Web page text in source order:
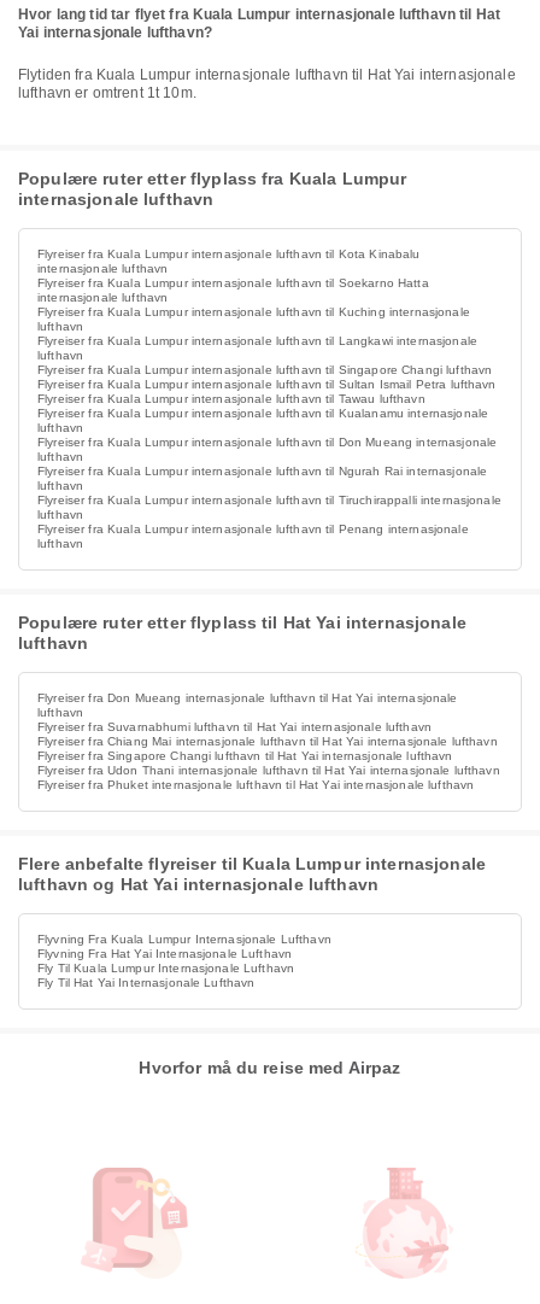
Hvor lang tid tar flyet fra Kuala Lumpur internasjonale lufthavn til Hat
Yai internasjonale lufthavn?
Flytiden fra Kuala Lumpur internasjonale lufthavn til Hat Yai internasjonale
lufthavn er omtrent 1t 10m.
Populære ruter etter flyplass fra Kuala Lumpur
internasjonale lufthavn
Flyreiser fra Kuala Lumpur internasjonale lufthavn til Kota Kinabalu
internasjonale lufthavn
Flyreiser fra Kuala Lumpur internasjonale lufthavn til Soekarno Hatta
internasjonale lufthavn
Flyreiser fra Kuala Lumpur internasjonale lufthavn til Kuching internasjonale
lufthavn
Flyreiser fra Kuala Lumpur internasjonale lufthavn til Langkawi internasjonale
lufthavn
Flyreiser fra Kuala Lumpur internasjonale lufthavn til Singapore Changi lufthavn
Flyreiser fra Kuala Lumpur internasjonale lufthavn til Sultan Ismail Petra lufthavn
Flyreiser fra Kuala Lumpur internasjonale lufthavn til Tawau lufthavn
Flyreiser fra Kuala Lumpur internasjonale lufthavn til Kualanamu internasjonale
lufthavn
Flyreiser fra Kuala Lumpur internasjonale lufthavn til Don Mueang internasjonale
lufthavn
Flyreiser fra Kuala Lumpur internasjonale lufthavn til Ngurah Rai internasjonale
lufthavn
Flyreiser fra Kuala Lumpur internasjonale lufthavn til Tiruchirappalli internasjonale
lufthavn
Flyreiser fra Kuala Lumpur internasjonale lufthavn til Penang internasjonale
lufthavn
Populære ruter etter flyplass til Hat Yai internasjonale
lufthavn
Flyreiser fra Don Mueang internasjonale lufthavn til Hat Yai internasjonale
lufthavn
Flyreiser fra Suvarnabhumi lufthavn til Hat Yai internasjonale lufthavn
Flyreiser fra Chiang Mai internasjonale lufthavn til Hat Yai internasjonale lufthavn
Flyreiser fra Singapore Changi lufthavn til Hat Yai internasjonale lufthavn
Flyreiser fra Udon Thani internasjonale lufthavn til Hat Yai internasjonale lufthavn
Flyreiser fra Phuket internasjonale lufthavn til Hat Yai internasjonale lufthavn
Flere anbefalte flyreiser til Kuala Lumpur internasjonale
lufthavn og Hat Yai internasjonale lufthavn
Flyvning Fra Kuala Lumpur Internasjonale Lufthavn
Flyvning Fra Hat Yai Internasjonale Lufthavn
Fly Til Kuala Lumpur Internasjonale Lufthavn
Fly Til Hat Yai Internasjonale Lufthavn
Hvorfor må du reise med Airpaz